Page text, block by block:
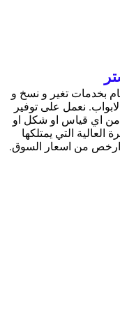
بخدمات تغير و نسخ و
نعمل على توفير
من اي قياس او شكل او
التي يمتلكها
و ارخص من اسعار السوق.